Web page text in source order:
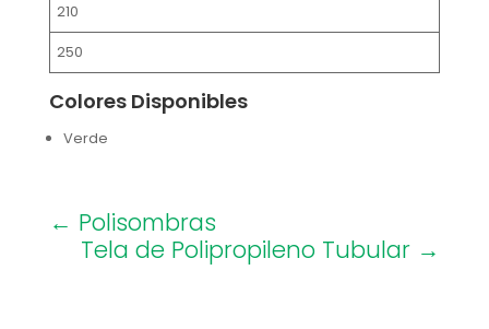
210
250
Colores Disponibles
Verde
← Polisombras
Tela de Polipropileno Tubular →